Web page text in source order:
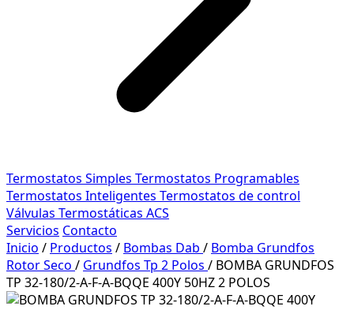
Termostatos Simples Termostatos Programables
Termostatos Inteligentes Termostatos de control
Válvulas Termostáticas ACS
Servicios Contacto
Inicio / Productos / Bombas Dab / Bomba Grundfos
Rotor Seco / Grundfos Tp 2 Polos / BOMBA GRUNDFOS
TP 32-180/2-A-F-A-BQQE 400Y 50HZ 2 POLOS